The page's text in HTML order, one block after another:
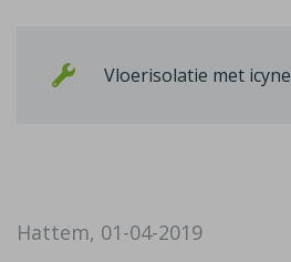
Vloerisolatie met
Hattem, 01-04-2019